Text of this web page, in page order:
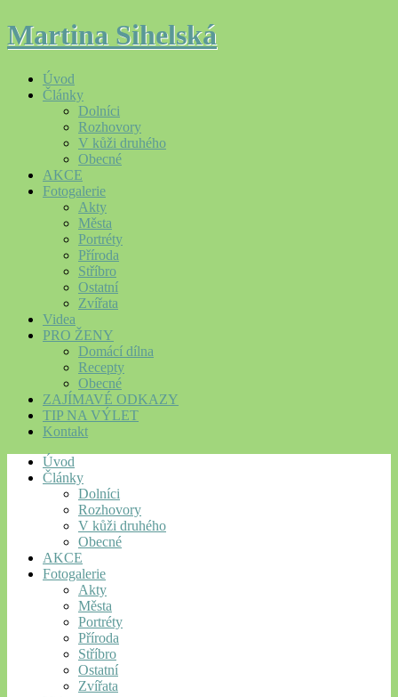
Martina Sihelská
Úvod
Články
Dolníci
Rozhovory
V kůži druhého
Obecné
AKCE
Fotogalerie
Akty
Města
Portréty
Příroda
Stříbro
Ostatní
Zvířata
Videa
PRO ŽENY
Domácí dílna
Recepty
Obecné
ZAJÍMAVÉ ODKAZY
TIP NA VÝLET
Kontakt
Úvod
Články
Dolníci
Rozhovory
V kůži druhého
Obecné
AKCE
Fotogalerie
Akty
Města
Portréty
Příroda
Stříbro
Ostatní
Zvířata